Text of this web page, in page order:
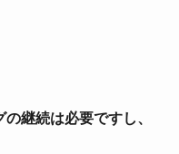
継続は必要ですし、